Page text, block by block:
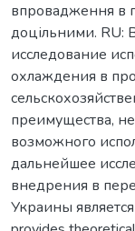
впровадження в
доцільними. RU:
исследование
охлаждения в
преимущества,
возможного
дальнейшее
внедрения в
Украины